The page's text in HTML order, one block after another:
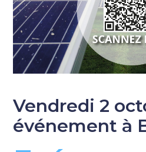
Vendredi 2
événement à